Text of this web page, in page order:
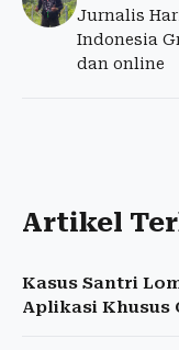
Jurnalis
Indonesia
dan online
Artikel
Kasus Santri
Aplikasi Khusus